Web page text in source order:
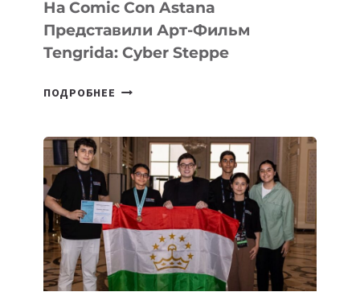
На Comic Con Astana
Представили Арт-Фильм
Tengrida: Cyber Steppe
ПОДРОБНЕЕ
ASTANA
ПРЕДСТАВИЛИ
АРТ-
ФИЛЬМ
TENGRIDA:
CYBER
STEPPE